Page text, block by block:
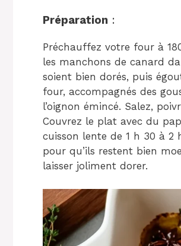
Préparation :
Préchauffez votre four à
les manchons de canard
soient bien dorés, puis
four, accompagnés des
l’oignon émincé. Salez,
Couvrez le plat avec du
cuisson lente de 1 h 30 à 2
pour qu’ils restent bien
laisser joliment dorer.